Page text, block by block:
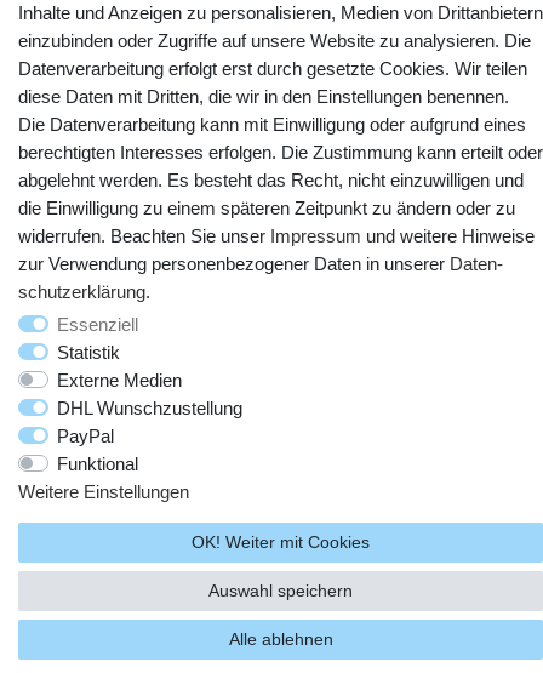
YouTube Facebook Instagram
© Copyright 2025 webtotrade GmbH. Alle Rechte vorbehalten.
Inhalte und Anzeigen zu personalisieren, Medien von Drittanbietern
einzubinden oder Zugriffe auf unsere Website zu analysieren. Die
Datenverarbeitung erfolgt erst durch gesetzte Cookies. Wir teilen
diese Daten mit Dritten, die wir in den Einstellungen benennen.
Die Datenverarbeitung kann mit Einwilligung oder aufgrund eines
berechtigten Interesses erfolgen. Die Zustimmung kann erteilt oder
abgelehnt werden. Es besteht das Recht, nicht einzuwilligen und
die Einwilligung zu einem späteren Zeitpunkt zu ändern oder zu
widerrufen. Beachten Sie unser Impressum und weitere Hinweise
zur Verwendung personenbezogener Daten in unserer Daten­
schutz­erklärung.
Essenziell
Statistik
Externe Medien
DHL Wunschzustellung
PayPal
Funktional
Weitere Einstellungen
OK! Weiter mit Cookies
Alle ablehnen
Auswahl speichern